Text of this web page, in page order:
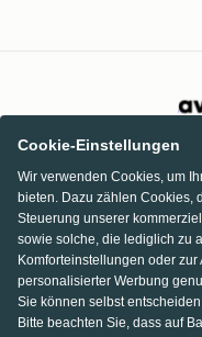
Cookie-Einstellungen
Wir verwenden Cookies, um
bieten. Dazu zählen Cookies,
Steuerung unserer
sowie solche, die lediglich zu
Komforteinstellungen oder
personalisierter Werbung
Sie können selbst
Bitte beachten Sie, dass auf